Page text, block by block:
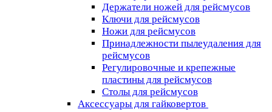
Держатели ножей для рейсмусов
Ключи для рейсмусов
Ножи для рейсмусов
Принадлежности пылеудаления для
рейсмусов
Регулировочные и крепежные
пластины для рейсмусов
Столы для рейсмусов
Аксессуары для гайковертов